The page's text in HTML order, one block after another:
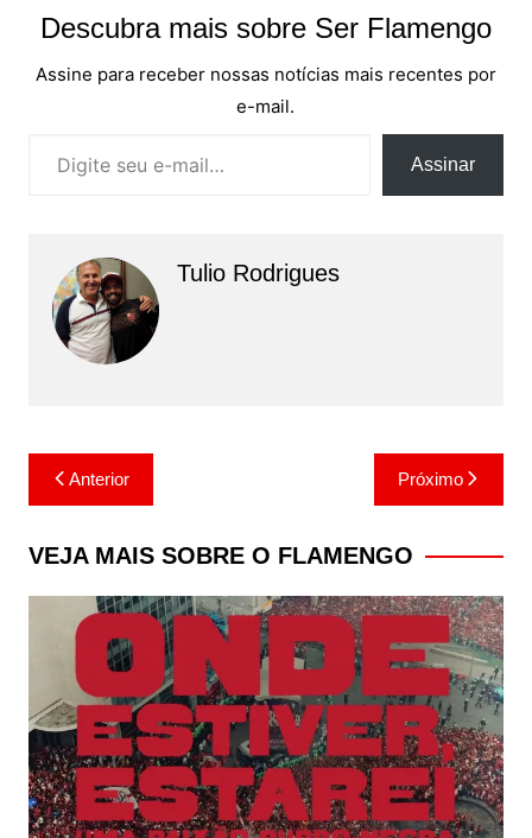
Descubra mais sobre Ser Flamengo
Assine para receber nossas notícias mais recentes por
e-mail.
Assinar
Tulio Rodrigues
Navegação
de
Post
Anterior Próximo
VEJA MAIS SOBRE O FLAMENGO